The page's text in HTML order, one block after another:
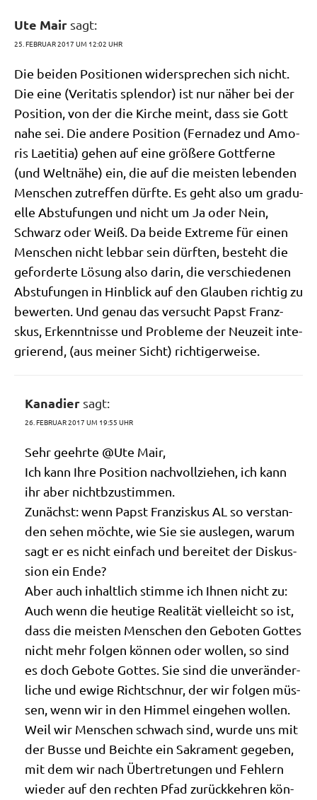
Ute Mair sagt:
25. FEBRUAR 2017 UM 12:02 UHR
Die bei­den Posi­tio­nen wider­spre­chen sich nicht.
Die eine (Veri­ta­tis sple­ndor) ist nur näher bei der
Posi­ti­on, von der die Kir­che meint, dass sie Gott
nahe sei. Die ande­re Posi­ti­on (Fer­na­dez und Amo­
ris Lae­ti­tia) gehen auf eine grö­ße­re Gott­fer­ne
(und Welt­nä­he) ein, die auf die mei­sten leben­den
Men­schen zutref­fen dürf­te. Es geht also um gra­du­
el­le Abstu­fun­gen und nicht um Ja oder Nein,
Schwarz oder Weiß. Da bei­de Extre­me für einen
Men­schen nicht leb­bar sein dürf­ten, besteht die
gefor­der­te Lösung also dar­in, die ver­schie­de­nen
Abstu­fun­gen in Hin­blick auf den Glau­ben rich­tig zu
bewer­ten. Und genau das ver­sucht Papst Franz­
skus, Erkennt­nis­se und Pro­ble­me der Neu­zeit inte­
grie­rend, (aus mei­ner Sicht) richtigerweise.
Kanadier sagt:
26. FEBRUAR 2017 UM 19:55 UHR
Sehr geehr­te @Ute Mair,
Ich kann Ihre Posi­ti­on nach­voll­zie­hen, ich kann
ihr aber nichtbzustimmen.
Zunächst: wenn Papst Fran­zis­kus AL so ver­stan­
den sehen möch­te, wie Sie sie aus­le­gen, war­um
sagt er es nicht ein­fach und berei­tet der Dis­kus­
si­on ein Ende?
Aber auch inhalt­lich stim­me ich Ihnen nicht zu:
Auch wenn die heu­ti­ge Rea­li­tät viel­leicht so ist,
dass die mei­sten Men­schen den Gebo­ten Got­tes
nicht mehr fol­gen kön­nen oder wol­len, so sind
es doch Gebo­te Got­tes. Sie sind die unver­än­der­
li­che und ewi­ge Richt­schnur, der wir fol­gen müs­
sen, wenn wir in den Him­mel ein­ge­hen wollen.
Weil wir Men­schen schwach sind, wur­de uns mit
der Bus­se und Beich­te ein Sakra­ment gege­ben,
mit dem wir nach Über­tre­tun­gen und Feh­lern
wie­der auf den rech­ten Pfad zurück­keh­ren kön­